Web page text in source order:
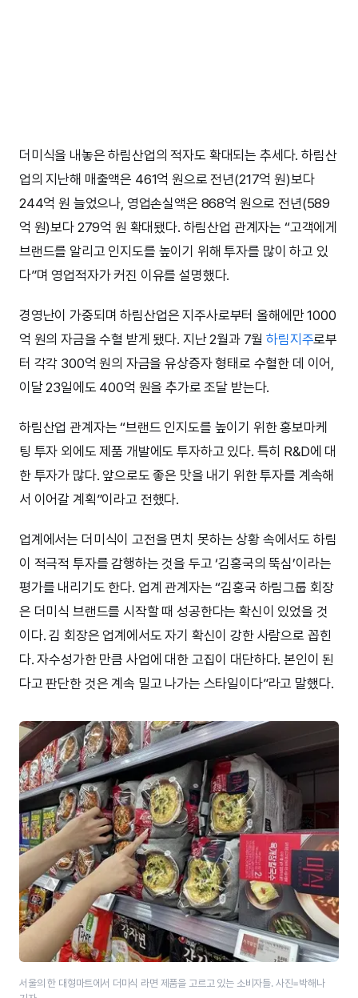
더미식을 내놓은 하림산업의 적자도 확대되는 추세다. 하림산
업의 지난해 매출액은 461억 원으로 전년(217억 원)보다
244억 원 늘었으나, 영업손실액은 868억 원으로 전년(589
억 원)보다 279억 원 확대됐다. 하림산업 관계자는 “고객에게
브랜드를 알리고 인지도를 높이기 위해 투자를 많이 하고 있
다”며 영업적자가 커진 이유를 설명했다.
경영난이 가중되며 하림산업은 지주사로부터 올해에만 1000
억 원의 자금을 수혈 받게 됐다. 지난 2월과 7월하림지주로부
터 각각 300억 원의 자금을 유상증자 형태로 수혈한 데 이어,
이달 23일에도 400억 원을 추가로 조달 받는다.
하림산업 관계자는 “브랜드 인지도를 높이기 위한 홍보마케
팅 투자 외에도 제품 개발에도 투자하고 있다. 특히 R&D에 대
한 투자가 많다. 앞으로도 좋은 맛을 내기 위한 투자를 계속해
서 이어갈 계획”이라고 전했다.
업계에서는 더미식이 고전을 면치 못하는 상황 속에서도 하림
이 적극적 투자를 감행하는 것을 두고 ‘김홍국의 뚝심’이라는
평가를 내리기도 한다. 업계 관계자는 “김홍국 하림그룹 회장
은 더미식 브랜드를 시작할 때 성공한다는 확신이 있었을 것
이다. 김 회장은 업계에서도 자기 확신이 강한 사람으로 꼽힌
다. 자수성가한 만큼 사업에 대한 고집이 대단하다. 본인이 된
다고 판단한 것은 계속 밀고 나가는 스타일이다”라고 말했다.
서울의 한 대형마트에서 더미식 라면 제품을 고르고 있는 소비자들. 사진=박해나